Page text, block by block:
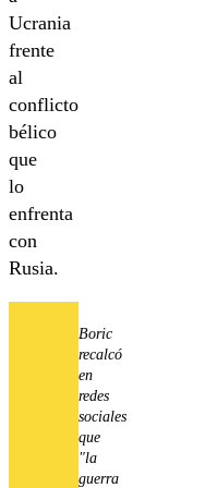
Ucrania
frente
al
conflicto
bélico
que
lo
enfrenta
con
Rusia.
Boric
recalcó
en
redes
sociales
que
"la
guerra